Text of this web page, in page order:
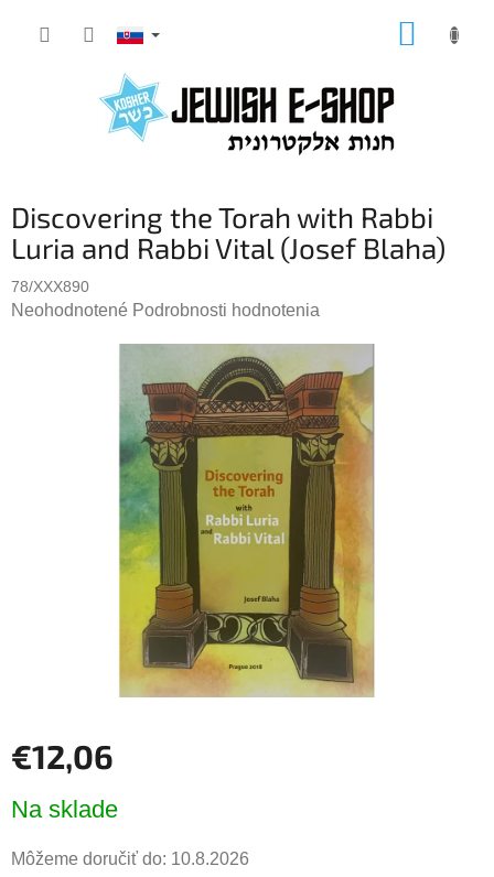
Discovering the Torah with Rabbi
Luria and Rabbi Vital (Josef Blaha)
78/XXX890
Priemerné
Neohodnotené Podrobnosti hodnotenia
€12,06
cena:
Na sklade
Môžeme doručiť do: 10.8.2026